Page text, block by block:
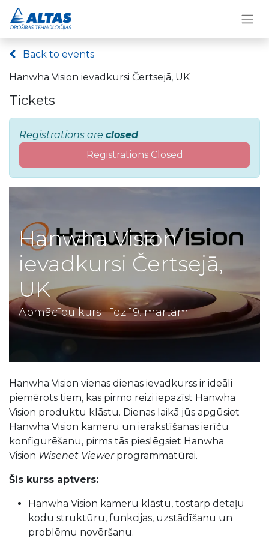
Back to events
Hanwha Vision ievadkursi Čertsejā, UK
Tickets
Registrations are closed
Registrations Closed
Hanwha Vision
ievadkursi Čertsejā,
UK
Apmācību kursi līdz 19. martam
Hanwha Vision vienas dienas ievadkurss ir ideāli
piemērots tiem, kas pirmo reizi iepazīst Hanwha
Vision produktu klāstu. Dienas laikā jūs apgūsiet
Hanwha Vision kameru un ierakstīšanas ierīču
konfigurēšanu, pirms tās pieslēgsiet Hanwha
Vision Wisenet Viewer programmatūrai.
Šis kurss aptvers:
Hanwha Vision kameru klāstu, tostarp detaļu
kodu struktūru, funkcijas, uzstādīšanu un
problēmu novēršanu.